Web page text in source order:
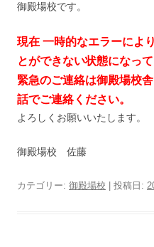
御殿場校です。
現在 一時的なエラーによ
とができない状態になって
緊急のご連絡は御殿場校
話でご連絡ください。
よろしくお願いいたします。
御殿場校 佐藤
カテゴリー: 御殿場校 | 投稿日: